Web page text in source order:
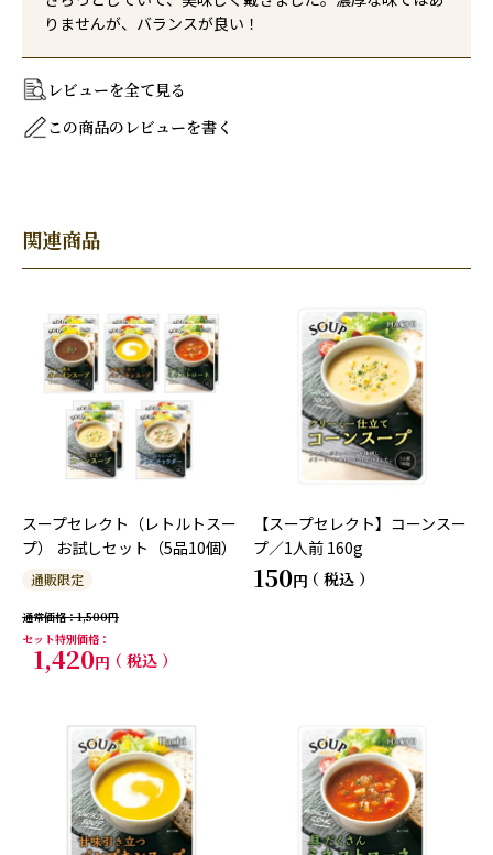
りませんが、バランスが良い！
レビューを全て見る
この商品のレビューを書く
関連商品
スープセレクト（レトルトスー
プ） お試しセット（5品10個）
通販限定
通常価格
1,500
セット特別価格
1,420 税込
【スープセレクト】コーンスー
プ／1人前 160g
150 税込